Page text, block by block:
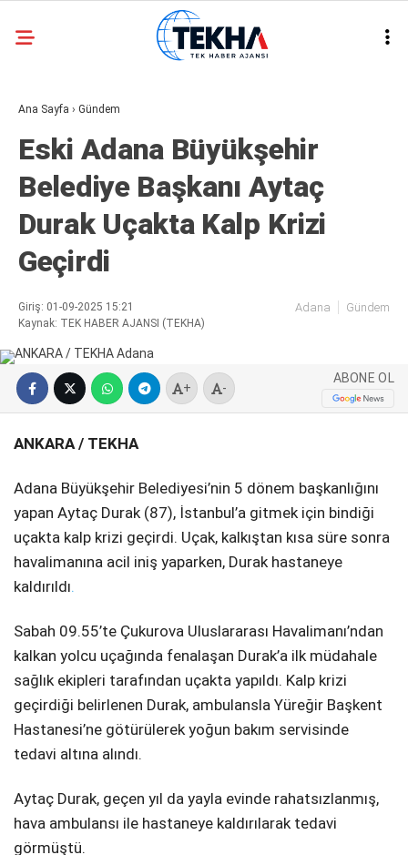
WhatsApp İhbar
Instagram
22.3
ASAYIŞ
GÜNDEM
GENEL
EKONOMI
SIYASET
METEOROLOJI
SPOR
Ana Sayfa › Gündem
Eski Adana Büyükşehir
Belediye Başkanı Aytaç
Durak Uçakta Kalp Krizi
Geçirdi
Giriş: 01-09-2025 15:21
Kaynak: TEK HABER AJANSI (TEKHA)
Adana Gündem
+ -
ABONE OL
ANKARA / TEKHA
Adana Büyükşehir Belediyesi’nin 5 dönem başkanlığını
yapan Aytaç Durak (87), İstanbul’a gitmek için bindiği
uçakta kalp krizi geçirdi. Uçak, kalkıştan kısa süre sonra
havalimanına acil iniş yaparken, Durak hastaneye
kaldırıldı.
Sabah 09.55’te Çukurova Uluslararası Havalimanı’ndan
kalkan yolcu uçağında fenalaşan Durak’a ilk müdahale
sağlık ekipleri tarafından uçakta yapıldı. Kalp krizi
geçirdiği belirlenen Durak, ambulansla Yüreğir Başkent
Hastanesi’ne götürülerek yoğun bakım servisinde
tedavi altına alındı.
Aytaç Durak, geçen yıl da yayla evinde rahatsızlanmış,
hava ambulansı ile hastaneye kaldırılarak tedavi
görmüştü.